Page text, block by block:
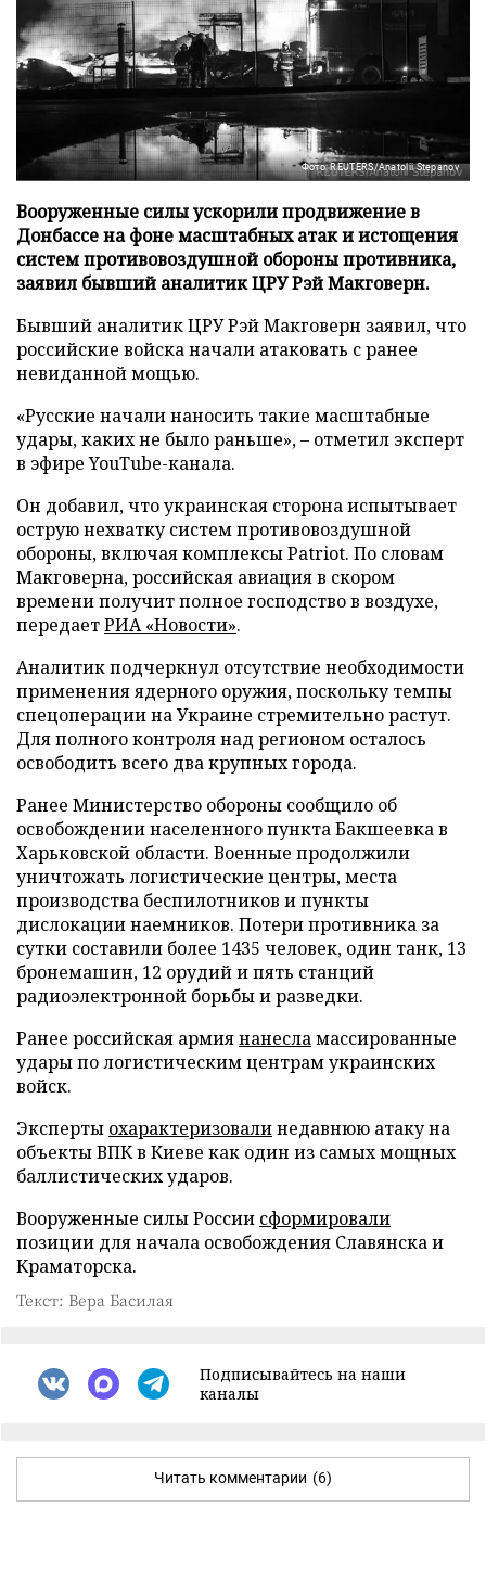
Фото: REUTERS/Anatolii Stepanov
Вооруженные силы ускорили продвижение в
Донбассе на фоне масштабных атак и истощения
систем противовоздушной обороны противника,
заявил бывший аналитик ЦРУ Рэй Макговерн.
Бывший аналитик ЦРУ Рэй Макговерн заявил, что
российские войска начали атаковать с ранее
невиданной мощью.
«Русские начали наносить такие масштабные
удары, каких не было раньше», – отметил эксперт
в эфире YouTube-канала.
Он добавил, что украинская сторона испытывает
острую нехватку систем противовоздушной
обороны, включая комплексы Patriot. По словам
Макговерна, российская авиация в скором
времени получит полное господство в воздухе,
передаетРИА «Новости».
Аналитик подчеркнул отсутствие необходимости
применения ядерного оружия, поскольку темпы
спецоперации на Украине стремительно растут.
Для полного контроля над регионом осталось
освободить всего два крупных города.
Ранее Министерство обороны сообщило об
освобождении населенного пункта Бакшеевка в
Харьковской области. Военные продолжили
уничтожать логистические центры, места
производства беспилотников и пункты
дислокации наемников. Потери противника за
сутки составили более 1435 человек, один танк, 13
бронемашин, 12 орудий и пять станций
радиоэлектронной борьбы и разведки.
Ранее российская армиянанесламассированные
удары по логистическим центрам украинских
войск.
Эксперты охарактеризовалинедавнюю атаку на
объекты ВПК в Киеве как один из самых мощных
баллистических ударов.
Вооруженные силы России сформировали
позиции для начала освобождения Славянска и
Краматорска.
Текст: Вера Басилая
Подписывайтесь на наши
каналы
Читать комментарии (6)